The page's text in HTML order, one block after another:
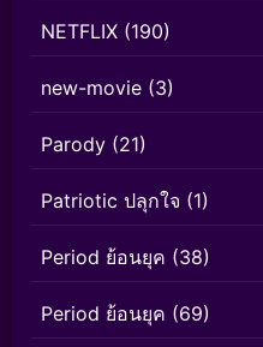
NETFLIX (190)
new-movie (3)
Parody (21)
Patriotic ปลุกใจ (1)
Period ย้อนยุค (38)
Period ย้อนยุค (69)